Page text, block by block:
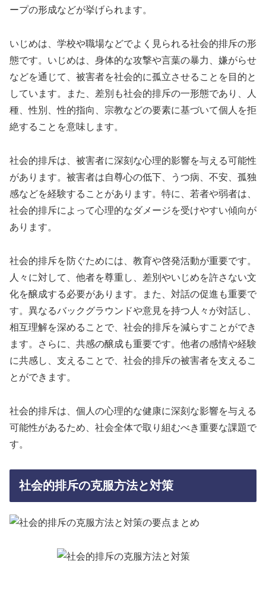
ープの形成などが挙げられます。
いじめは、学校や職場などでよく見られる社会的排斥の形
態です。いじめは、身体的な攻撃や言葉の暴力、嫌がらせ
などを通じて、被害者を社会的に孤立させることを目的と
しています。また、差別も社会的排斥の一形態であり、人
種、性別、性的指向、宗教などの要素に基づいて個人を拒
絶することを意味します。
社会的排斥は、被害者に深刻な心理的影響を与える可能性
があります。被害者は自尊心の低下、うつ病、不安、孤独
感などを経験することがあります。特に、若者や弱者は、
社会的排斥によって心理的なダメージを受けやすい傾向が
あります。
社会的排斥を防ぐためには、教育や啓発活動が重要です。
人々に対して、他者を尊重し、差別やいじめを許さない文
化を醸成する必要があります。また、対話の促進も重要で
す。異なるバックグラウンドや意見を持つ人々が対話し、
相互理解を深めることで、社会的排斥を減らすことができ
ます。さらに、共感の醸成も重要です。他者の感情や経験
に共感し、支えることで、社会的排斥の被害者を支えるこ
とができます。
社会的排斥は、個人の心理的な健康に深刻な影響を与える
可能性があるため、社会全体で取り組むべき重要な課題で
す。
社会的排斥の克服方法と対策